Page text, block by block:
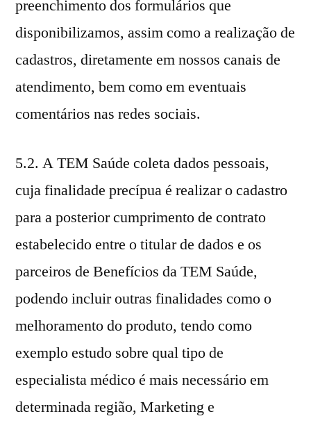
preenchimento dos formulários que
disponibilizamos, assim como a realização de
cadastros, diretamente em nossos canais de
atendimento, bem como em eventuais
comentários nas redes sociais.
5.2. A TEM Saúde coleta dados pessoais,
cuja finalidade precípua é realizar o cadastro
para a posterior cumprimento de contrato
estabelecido entre o titular de dados e os
parceiros de Benefícios da TEM Saúde,
podendo incluir outras finalidades como o
melhoramento do produto, tendo como
exemplo estudo sobre qual tipo de
especialista médico é mais necessário em
determinada região, Marketing e